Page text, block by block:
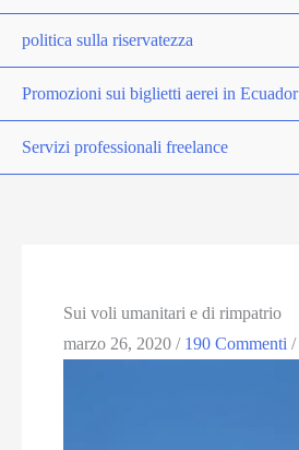
politica sulla riservatezza
Promozioni sui biglietti aerei in Ecuador
Servizi professionali freelance
Sui voli umanitari e di rimpatrio
marzo 26, 2020/ 190 Commenti /